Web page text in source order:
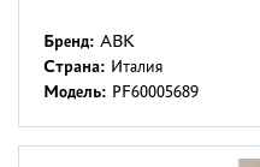
Бренд: ABK
Страна: Италия
Модель: PF60005689